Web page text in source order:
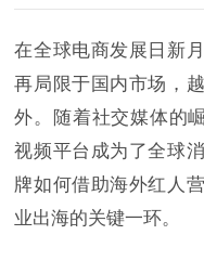
在全球电商发展日新
再局限于国内市场，
外。随着社交媒体的
视频平台成为了全球
牌如何借助海外红人
业出海的关键一环。